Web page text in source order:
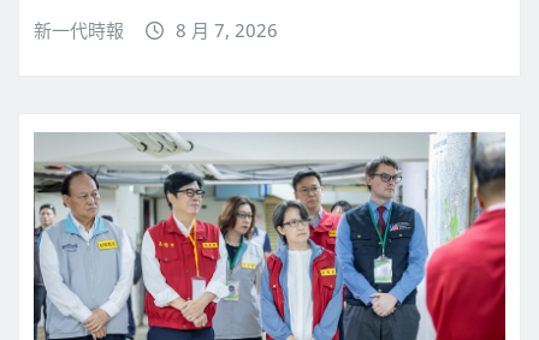
新一代時報 8 月 7, 2026